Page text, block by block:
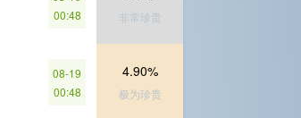
00:48
非常珍贵
08-19
00:48
4.90%
极为珍贵